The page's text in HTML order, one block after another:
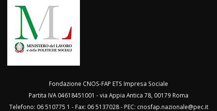
Fondazione CNOS-FAP ETS Impresa Sociale
Partita IVA 04618451001 - via Appia Antica 78, 00179 Roma
Telefono: 06 510775 1 - Fax: 06 5137028 - PEC: cnosfap.nazionale@pec.it